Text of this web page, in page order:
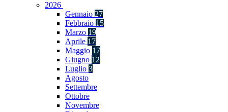
2026
Gennaio 27
Febbraio 15
Marzo 19
Aprile 17
Maggio 17
Giugno 12
Luglio 3
Agosto
Settembre
Ottobre
Novembre